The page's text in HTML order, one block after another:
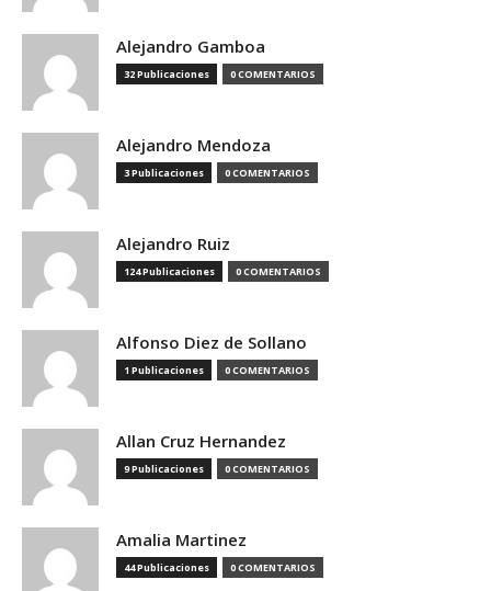
Alejandro Gamboa
32 Publicaciones 0 COMENTARIOS
Alejandro Mendoza
3 Publicaciones 0 COMENTARIOS
Alejandro Ruiz
124 Publicaciones 0 COMENTARIOS
Alfonso Diez de Sollano
1 Publicaciones 0 COMENTARIOS
Allan Cruz Hernandez
9 Publicaciones 0 COMENTARIOS
Amalia Martinez
44 Publicaciones 0 COMENTARIOS